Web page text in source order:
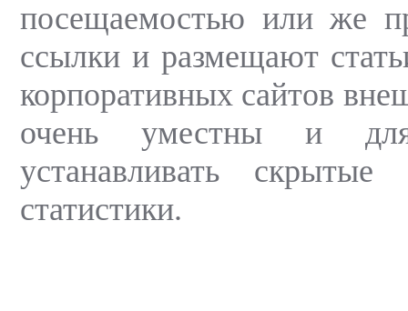
посещаемостью или же
ссылки и размещают
корпоративных сайтов
очень уместны и
устанавливать
статистики.